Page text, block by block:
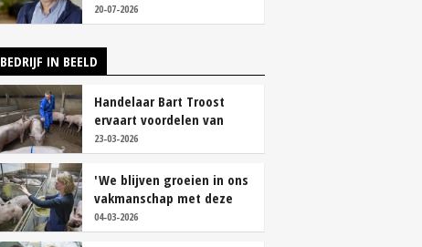
20-07-2026
BEDRIJF IN BEELD
Handelaar Bart Troost
ervaart voordelen van
coöperatieve voerfusie
23-03-2026
'We blijven groeien in ons
vakmanschap met deze
teamaanpak'
04-03-2026